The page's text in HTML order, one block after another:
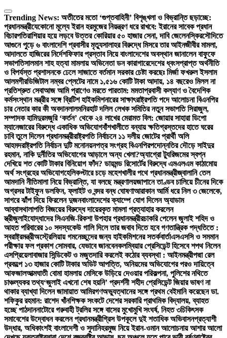
Skip
to
content
Trending News: অতীতের মতো ‘গুপ্তবাহিনী’ বিশৃঙ্খলা ও বিভ্রান্তি ছড়াচ্ছে:
প্রধানমন্ত্রীযেকোনো মূল্যে ইরান হরমুজের নিয়ন্ত্রণ ধরে রাখবে: ইরানের সাবেক প্রধান
বিচারপতিরাশিয়ার হয়ে লড়বে উত্তর কোরিয়ার ৫০ হাজার সেনা, দাবি জেলেনস্কিরসৌদিতে
আগুনে পুড়ে ৬ বাংলাদেশি প্রবাসীর মৃত্যুসালাহর বিরুদ্ধে মিসরে তার আইনজীবীর মামলা,
আদালতে হাজিরের নির্দেশফিফার প্রস্তাব নিয়ে বাংলাদেশের অবস্থান জানালেন বাফুফে
সভাপতিসালমান শাহ হত্যা মামলায় অভিনেতা ডন কারাগারেদেশের ধ্বংসপ্রাপ্ত অর্থনীতি
ও বিপর্যস্ত প্রশাসনকে ঢেলে সাজাতে বর্তমান সরকার চেষ্টা করছেঃ মির্জা ফখরুল ইসলাম
আলমগীরডিজিটাল নম্বর প্লেটের নামে ১,৫১৬ কোটি টাকা আদায়, ১৪ বছরেও মিলল না
প্রতিশ্রুত সেবাআজ আমি প্রাণেও মরতে পারতাম: মমতাপ্রবাসী কল্যাণ ও বৈদেশিক
কর্মসংস্থান মন্ত্রীর সঙ্গে ব্রিটিশ হাইকমিশনারের সাক্ষাৎরাষ্ট্রপতি পদে আলোচনা বিএনপির
চার নেতার কার কী অবদানলালমনিরহাট দলিল লেখক সমিতির নতুন সভাপতি সিরাজুল,
সম্পাদক হামিদুরমজুরি ‘কর্তন’ থেকে ২৪ লাখের মেরামত বিল: জোয়ার সাহারা ডিপো
ম্যানেজারের বিরুদ্ধে একাধিক অভিযোগবাঁশখালীতে বন্যায় ক্ষতিগ্রস্তদের হাতে ঘরের
চাবি তুলে দিলেন প্রধানমন্ত্রীরাষ্ট্রপতি নির্বাচনে ১১ দলীয় জোটের প্রার্থী অলি
আহমদরাষ্ট্রপতি নির্বাচন দুটি মনোনয়নপত্র সংগ্রহ বিএনপিরপদোন্নতির দৌড়ে সাইদুর
রহমান, নাকি দুর্নীতির অভিযোগের আড়ালে অন্য খেলা?অ্যাগ্রো ট্যুরিজমের স্বপ্ন
দেখিয়ে শত কোটি টাকার বিনিয়োগ ফাঁদ? ডায়মন্ড রিসোর্টের বিরুদ্ধে এমএলএম কাঠামোয়
অর্থ সংগ্রহের অভিযোগহেলিকপ্টারে চড়ে মহেশখালীর পথে প্রধানমন্ত্রীজ্বালানি তেল
আমদানি নীতিমালা নিয়ে বিভ্রান্তি, যা বলছে মন্ত্রণালয়জাপানে তাণ্ডব চালিয়ে চীনের দিকে
অগ্রসর টাইফুন ডলফিন, ফ্লাইট ও বন্দর বন্ধ ঘোষণাআরাকান আর্মি ধরে নিল ৩ জেলেকে,
সাগরে ঝাঁপ দিয়ে ফিরলেন দুজনবাংলাদেশের ক্যাম্পে যোগ দিলেন অ্যাডাম
আব্বাসথালাপতি বিজয়ের বিরুদ্ধে দায়েরকৃত মামলা প্রত্যাহার করলেন
স্ত্রীজুলাইযোদ্ধাদের সিএনজি-রিকশা উপহার প্রধানমন্ত্রীরচাকরি পেলেন জুলাই শহিদ ও
আহত পরিবারের ১০ সদস্যকেউ গালি দিলে তার জবাব দিতে হবে গণতান্ত্রিক পদ্ধতিতে :
স্বরাষ্ট্রমন্ত্রীঅস্ট্রেলিয়ায় গমনেচ্ছুদের জন্য হাইকমিশনের সতর্কবার্তাএসএসসি ও সমমান
পরীক্ষার ফল প্রকাশ সোমবার, যেভাবে জানবেনকলম্বিয়ার প্রেসিডেন্ট হিসেবে শপথ নিলেন
এসপ্রিয়েলাবাজার সিন্ডিকেট ও মজুতদারি করলেই কঠোর ব্যবস্থা : আইনমন্ত্রীপদ্মা রেল
প্রকল্পে ১৩ হাজার কোটি টাকার অডিট আপত্তি, অনিয়মের অভিযোগের পরও দায়িত্বে
আফজালআত্মঘাতী বোমা হামলায় মেসিকে উড়িয়ে দেওয়ার পরিকল্পনা, পুলিশের নথিতে
চাঞ্চল্যকর তথ্য‘জুলাই এখনো শেষ হয়নি’ প্রদর্শনী শহীদ প্রেসিডেন্ট জিয়ার ভাষণ না
থাকার ব্যাখ্যা দিলেন জামায়াত আমিরগণঅভ্যুত্থানের সঙ্গে প্রথম বেইমানি করেছেন ডা.
শফিকুর রহমান: রাশেদ খাঁনশিক্ষক সংকটে দেশের সরকারি প্রাথমিক বিদ্যালয়, ব্যাহত
হচ্ছে পাঠদাননাটোরে গরুবাহী ট্রলির সঙ্গে বাসের মুখোমুখি সংঘর্ষ, নিহত ৩চিকিৎসক
সমাবেশের উদ্বোধন করলেন প্রধানমন্ত্রীগ্রিস উপকূলে দুই শতাধিক অভিবাসনপ্রত্যাশী
উদ্ধার, অধিকাংশই বাংলাদেশী ও সুদানিহরমুজ নিয়ে ইরান-ওমান আলোচনায় আশার আলো